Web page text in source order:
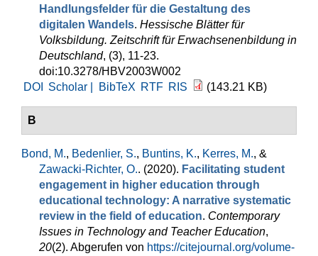
Handlungsfelder für die Gestaltung des
digitalen Wandels. Hessische Blätter für
Volksbildung. Zeitschrift für Erwachsenenbildung in
Deutschland, (3), 11-23.
doi:10.3278/HBV2003W002
DOI
Scholar | BibTeX RTF RIS (143.21 KB)
B
Bond, M., Bedenlier, S., Buntins, K., Kerres, M., &
Zawacki-Richter, O.. (2020). Facilitating student
engagement in higher education through
educational technology: A narrative systematic
review in the field of education. Contemporary
Issues in Technology and Teacher Education,
20(2). Abgerufen von https://citejournal.org/volume-